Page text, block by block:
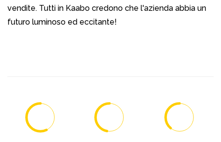
vendite. Tutti in Kaabo credono che l'azienda abbia un
futuro luminoso ed eccitante!